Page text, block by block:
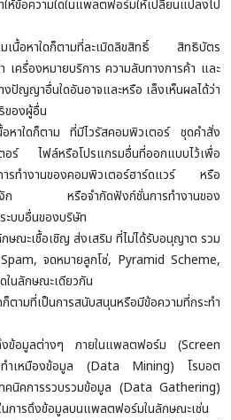
ห้ข้อความใดในแพลตฟอร์มให้เปลี่ยนแปลงไป
อหาใดก็ตามที่ละเมิดลิขสิทธิ์ สิทธิบัตร
เครื่องหมายบริการ ความลับทางการค้า และ
ปัญญาอื่นใดอันอาจและหรือ เล็งเห็นผลได้ว่า
ของผู้อื่น
หาใดก็ตาม ที่มีไวรัสคอมพิวเตอร์ ชุดคำสั่ง
อร์ ไฟล์หรือโปรแกรมอื่นที่ออกแบบไว้เพื่อ
ทำงานของคอมพิวเตอร์ฮาร์ดแวร์ หรือ
งัก หรือจำกัดฟังก์ชั่นการทำงานของ
บบอื่นของบริษัท
ษณะเชื้อเชิญ ส่งเสริม ที่ไม่ได้รับอนุญาต รวม
จดหมายลูกโซ่, Pyramid Scheme,
ในลักษณะเดียวกัน
ามที่เป็นการสนับสนุนหรือมีข้อความที่กระทำ
ข้อมูลต่างๆ ภายในแพลตฟอร์ม (Screen
าเหมืองข้อมูล (Data Mining) โรบอต
นิคการรวบรวมข้อมูล (Data Gathering)
นการดึงข้อมูลบนแพลตฟอร์มในลักษณะเช่น